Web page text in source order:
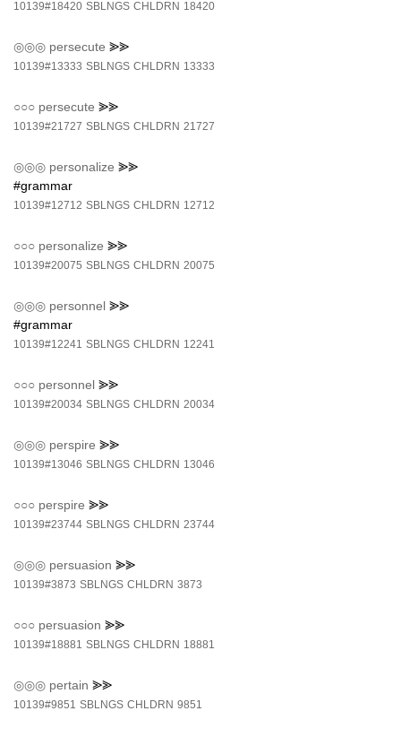
10139#18420 SBLNGS CHLDRN 18420
◎◎◎ persecute ⪢⪢
10139#13333 SBLNGS CHLDRN 13333
○○○ persecute ⪢⪢
10139#21727 SBLNGS CHLDRN 21727
◎◎◎ personalize ⪢⪢
#grammar
10139#12712 SBLNGS CHLDRN 12712
○○○ personalize ⪢⪢
10139#20075 SBLNGS CHLDRN 20075
◎◎◎ personnel ⪢⪢
#grammar
10139#12241 SBLNGS CHLDRN 12241
○○○ personnel ⪢⪢
10139#20034 SBLNGS CHLDRN 20034
◎◎◎ perspire ⪢⪢
10139#13046 SBLNGS CHLDRN 13046
○○○ perspire ⪢⪢
10139#23744 SBLNGS CHLDRN 23744
◎◎◎ persuasion ⪢⪢
10139#3873 SBLNGS CHLDRN 3873
○○○ persuasion ⪢⪢
10139#18881 SBLNGS CHLDRN 18881
◎◎◎ pertain ⪢⪢
10139#9851 SBLNGS CHLDRN 9851